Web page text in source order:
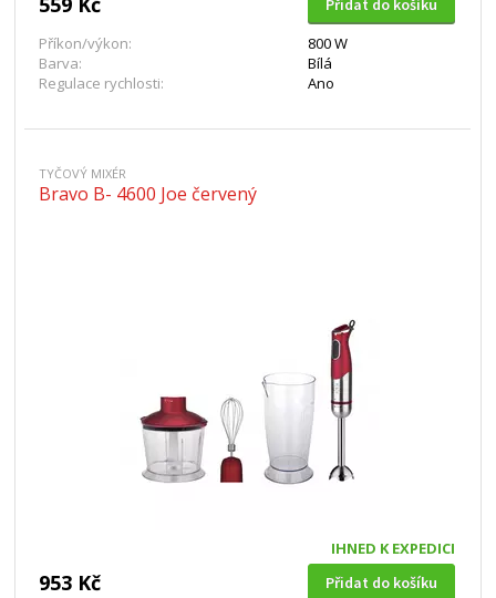
Přidat do košíku
Příkon/výkon:
800 W
Barva:
Bílá
Regulace rychlosti:
Ano
TYČOVÝ MIXÉR
Bravo B- 4600 Joe červený
IHNED K EXPEDICI
953 Kč
Přidat do košíku